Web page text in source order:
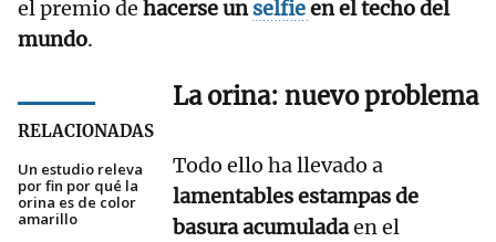
el premio de hacerse unselfieen el techo del
mundo.
RELACIONADAS
Un estudio releva
por fin por qué la
orina es de color
amarillo
La orina: nuevo problema
Todo ello ha llevado a
lamentables estampas de
basura acumuladaen el